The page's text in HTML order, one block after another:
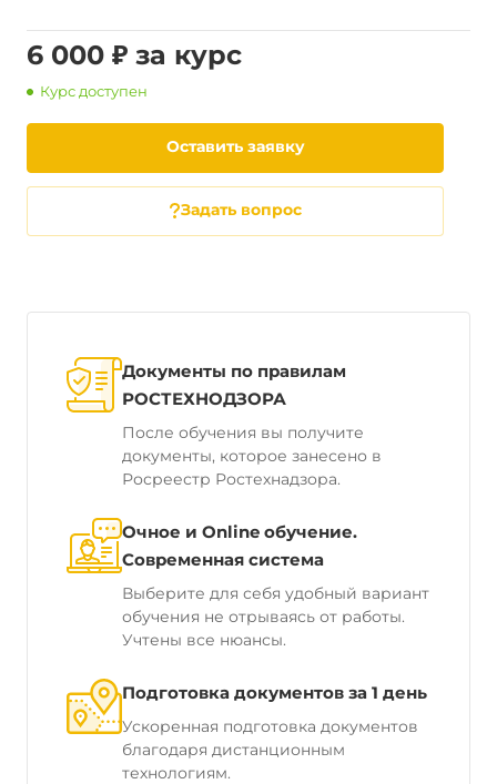
6 000 ₽ за курс
Курс доступен
Оставить заявку
Задать вопрос
Документы по правилам
РОСТЕХНОДЗОРА
После обучения вы получите
документы, которое занесено в
Росреестр Ростехнадзора.
Очное и Online обучение.
Современная система
Выберите для себя удобный вариант
обучения не отрываясь от работы.
Учтены все нюансы.
Подготовка документов за 1 день
Ускоренная подготовка документов
благодаря дистанционным
технологиям.